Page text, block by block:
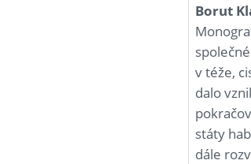
Borut
v téže,
dalo
státy
dále